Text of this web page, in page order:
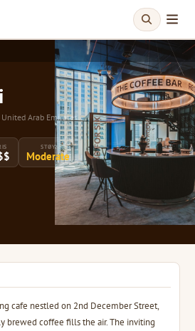
Arab Emirates
STØY
Moderate
cafe nestled on 2nd December Street,
brewed coffee fills the air. The inviting